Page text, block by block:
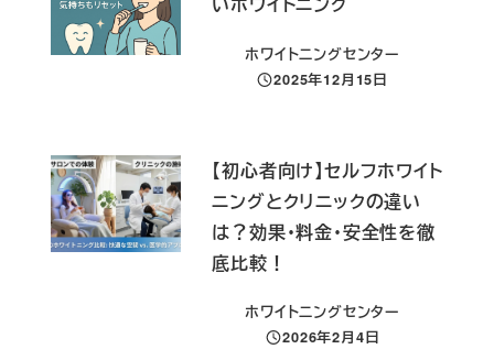
ホワイトニングセンター
投稿日
2025年12月15日
【初心者向け】セルフホワイト
ニングとクリニックの違い
は？効果・料金・安全性を徹
底比較！
ホワイトニングセンター
投稿日
2026年2月4日